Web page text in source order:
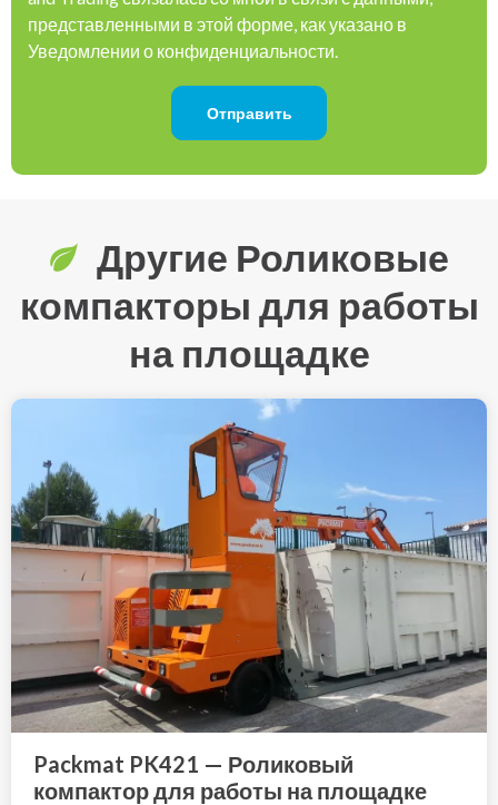
представленными в этой форме, как указано в
Уведомлении о конфиденциальности.
Другие Роликовые
компакторы для работы
на площадке
Packmat PK421 — Роликовый
компактор для работы на площадке